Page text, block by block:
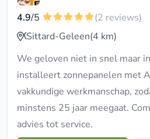
4.9/5
(2 reviews)
Sittard-Geleen(4 km)
We geloven niet in snel maar
installeert zonnepanelen met
vakkundige werkmanschap,
minstens 25 jaar meegaat.
advies tot service.